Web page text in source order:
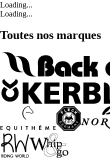
Loading...
Loading...
Toutes nos marques